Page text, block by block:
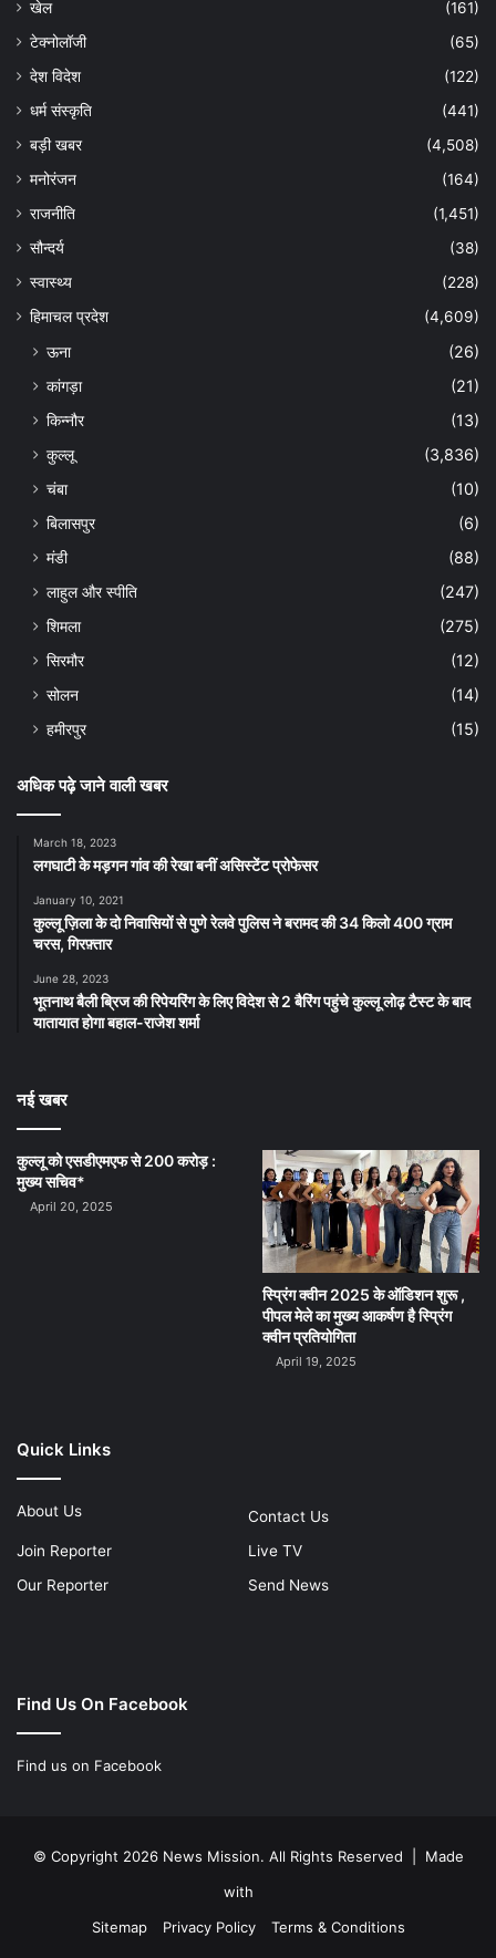
खेल
(161)
टेक्नोलॉजी
(65)
देश विदेश
(122)
धर्म संस्कृति
(441)
बड़ी खबर
(4,508)
मनोरंजन
(164)
राजनीति
(1,451)
सौन्दर्य
(38)
स्वास्थ्य
(228)
हिमाचल प्रदेश
(4,609)
ऊना
(26)
कांगड़ा
(21)
किन्नौर
(13)
कुल्लू
(3,836)
चंबा
(10)
बिलासपुर
(6)
मंडी
(88)
लाहुल और स्पीति
(247)
शिमला
(275)
सिरमौर
(12)
सोलन
(14)
हमीरपुर
(15)
अधिक पढ़े जाने वाली खबर
March 18, 2023
लगघाटी के मड़गन गांव की रेखा बनीं असिस्टेंट प्रोफेसर
January 10, 2021
कुल्लू ज़िला के दो निवासियों से पुणे रेलवे पुलिस ने बरामद की 34 किलो 400 ग्राम
चरस, गिरफ़्तार
June 28, 2023
भूतनाथ बैली ब्रिज की रिपेयरिंग के लिए विदेश से 2 बैरिंग पहुंचे कुल्लू लोढ़ टैस्ट के बाद
यातायात होगा बहाल-राजेश शर्मा
नई खबर
कुल्लू को एसडीएमएफ से 200 करोड़ :
मुख्य सचिव*
April 20, 2025
स्प्रिंग क्वीन 2025 के ऑडिशन शुरू ,
पीपल मेले का मुख्य आकर्षण है स्प्रिंग
क्वीन प्रतियोगिता
April 19, 2025
Quick Links
About Us
Contact Us
Join Reporter
Live TV
Our Reporter
Send News
Find Us On Facebook
Find us on Facebook
© Copyright 2026 News Mission. All Rights Reserved | Made
with
Sitemap
Privacy Policy Terms & Conditions